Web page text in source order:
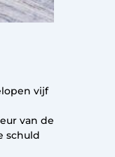
vijf
van de
schuld